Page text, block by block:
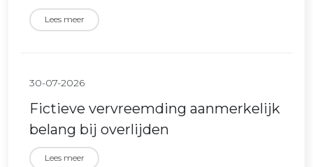
Lees meer
30-07-2026
Fictieve vervreemding aanmerkelijk
belang bij overlijden
Lees meer